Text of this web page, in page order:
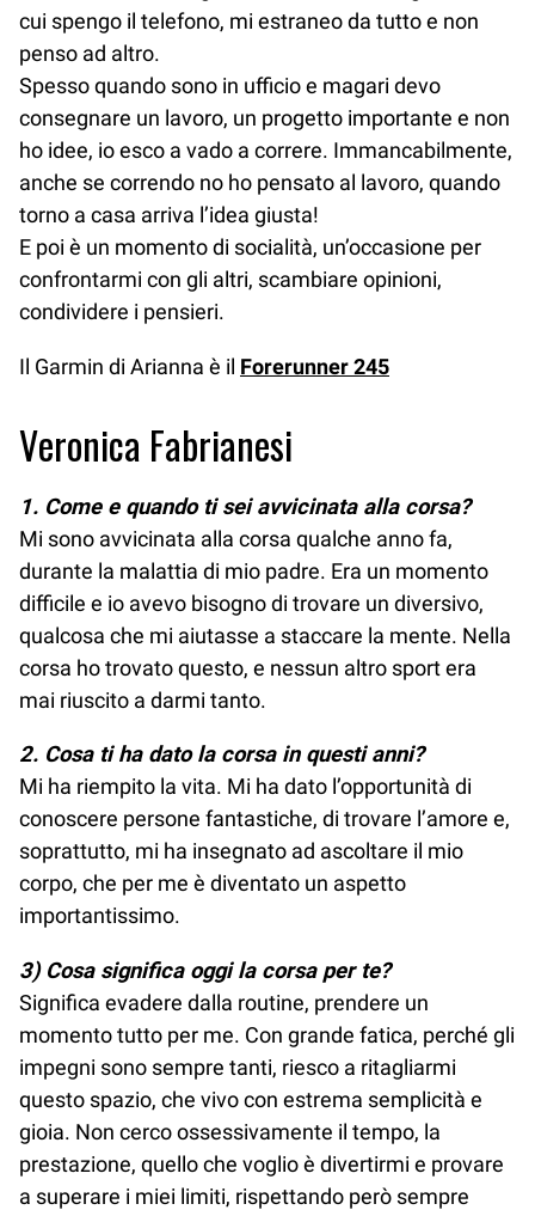
cui spengo il telefono, mi estraneo da tutto e non
penso ad altro.
Spesso quando sono in ufficio e magari devo
consegnare un lavoro, un progetto importante e non
ho idee, io esco a vado a correre. Immancabilmente,
anche se correndo no ho pensato al lavoro, quando
torno a casa arriva l’idea giusta!
E poi è un momento di socialità, un’occasione per
confrontarmi con gli altri, scambiare opinioni,
condividere i pensieri.
Il Garmin di Arianna è il Forerunner 245
Veronica Fabrianesi
1. Come e quando ti sei avvicinata alla corsa?
Mi sono avvicinata alla corsa qualche anno fa,
durante la malattia di mio padre. Era un momento
difficile e io avevo bisogno di trovare un diversivo,
qualcosa che mi aiutasse a staccare la mente. Nella
corsa ho trovato questo, e nessun altro sport era
mai riuscito a darmi tanto.
2. Cosa ti ha dato la corsa in questi anni?
Mi ha riempito la vita. Mi ha dato l’opportunità di
conoscere persone fantastiche, di trovare l’amore e,
soprattutto, mi ha insegnato ad ascoltare il mio
corpo, che per me è diventato un aspetto
importantissimo.
3) Cosa significa oggi la corsa per te?
Significa evadere dalla routine, prendere un
momento tutto per me. Con grande fatica, perché gli
impegni sono sempre tanti, riesco a ritagliarmi
questo spazio, che vivo con estrema semplicità e
gioia. Non cerco ossessivamente il tempo, la
prestazione, quello che voglio è divertirmi e provare
a superare i miei limiti, rispettando però sempre